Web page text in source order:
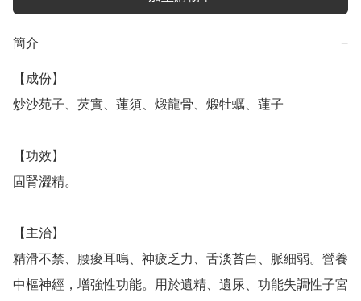
簡介 −
【成份】
炒沙苑子、芡實、蓮須、煅龍骨、煅牡蠣、蓮子
【功效】
固腎澀精。
【主治】
精滑不禁、腰痠耳鳴、神疲乏力、舌淡苔白、脈細弱。營養
中樞神經，增強性功能。用於遺精、遺尿、功能失調性子宮